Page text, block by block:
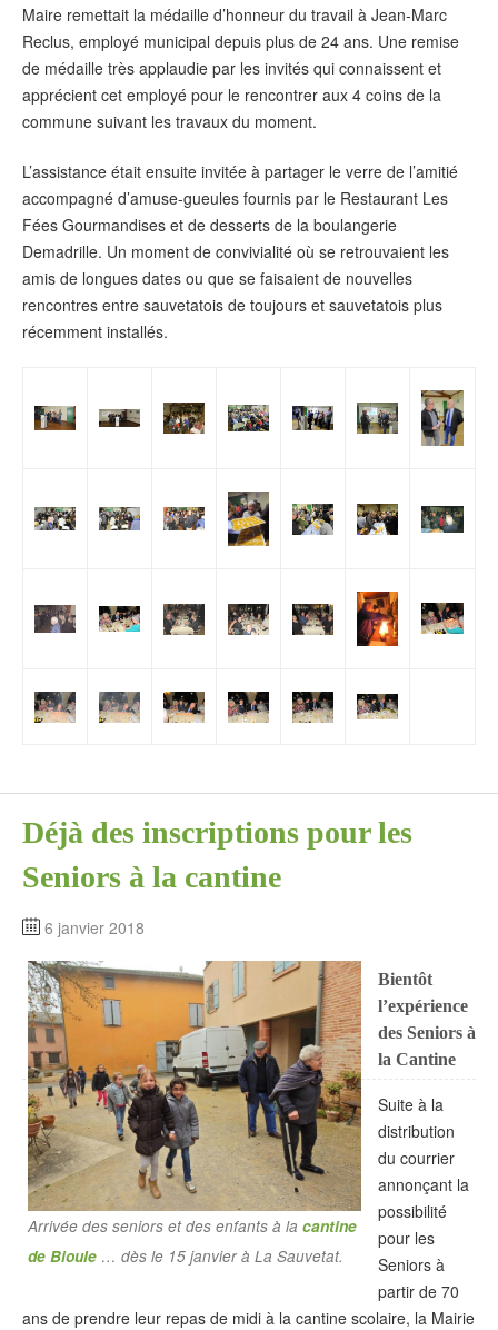
Maire remettait la médaille d’honneur du travail à Jean-Marc
Reclus, employé municipal depuis plus de 24 ans. Une remise
de médaille très applaudie par les invités qui connaissent et
apprécient cet employé pour le rencontrer aux 4 coins de la
commune suivant les travaux du moment.
L’assistance était ensuite invitée à partager le verre de l’amitié
accompagné d’amuse-gueules fournis par le Restaurant Les
Fées Gourmandises et de desserts de la boulangerie
Demadrille. Un moment de convivialité où se retrouvaient les
amis de longues dates ou que se faisaient de nouvelles
rencontres entre sauvetatois de toujours et sauvetatois plus
récemment installés.
Déjà des inscriptions pour les
Seniors à la cantine
6 janvier 2018
Arrivée des seniors et des enfants à la cantine
de Bioule … dès le 15 janvier à La Sauvetat.
Bientôt
l’expérience
des Seniors à
la Cantine
Suite à la
distribution
du courrier
annonçant la
possibilité
pour les
Seniors à
partir de 70
ans de prendre leur repas de midi à la cantine scolaire, la Mairie